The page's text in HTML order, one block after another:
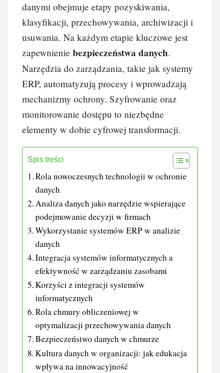
danymi obejmuje etapy pozyskiwania,
klasyfikacji, przechowywania, archiwizacji i
usuwania. Na każdym etapie kluczowe jest
zapewnienie bezpieczeństwa danych.
Narzędzia do zarządzania, takie jak systemy
ERP, automatyzują procesy i wprowadzają
mechanizmy ochrony. Szyfrowanie oraz
monitorowanie dostępu to niezbędne
elementy w dobie cyfrowej transformacji.
Spis treści
Rola nowoczesnych technologii w ochronie
danych
Analiza danych jako narzędzie wspierające
podejmowanie decyzji w firmach
Wykorzystanie systemów ERP w analizie
danych
Integracja systemów informatycznych a
efektywność w zarządzaniu zasobami
Korzyści z integracji systemów
informatycznych
Rola chmury obliczeniowej w
optymalizacji przechowywania danych
Bezpieczeństwo danych w chmurze
Kultura danych w organizacji: jak edukacja
wpływa na innowacyjność